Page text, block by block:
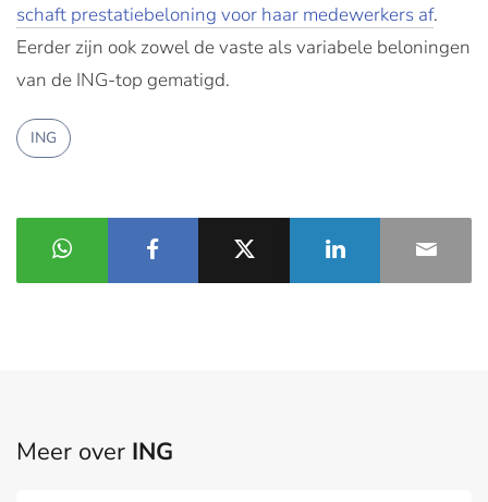
schaft prestatiebeloning voor haar medewerkers af.
Eerder zijn ook zowel de vaste als variabele beloningen
van de ING-top gematigd.
ING
Meer over ING